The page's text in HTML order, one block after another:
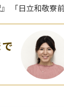
「日立和敬寮